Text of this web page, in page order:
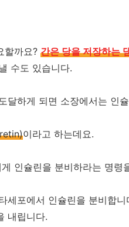
할까요? 간은 당을 저장하는
수도 있습니다.
달하게 되면 소장에서는 인
이라고 하는데요.
인슐린을 분비하라는 명령
세포에서 인슐린을 분비합
내립니다.